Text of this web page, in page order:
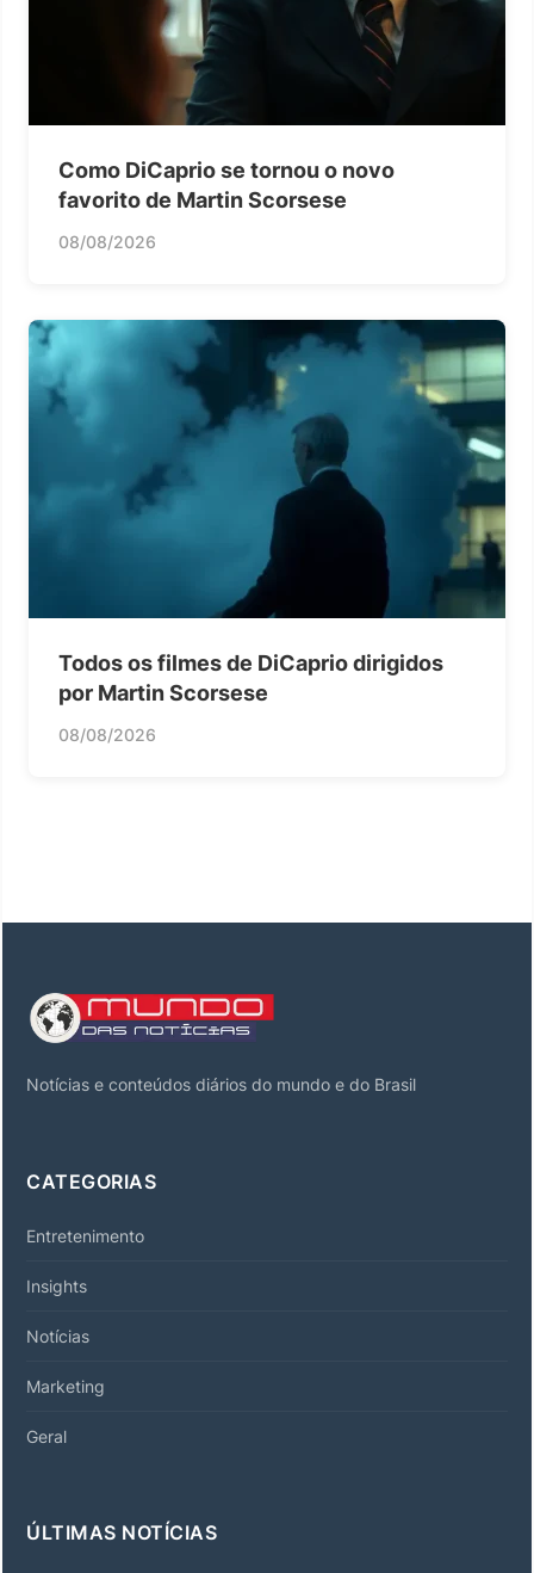
Como DiCaprio se tornou o novo
favorito de Martin Scorsese
08/08/2026
Todos os filmes de DiCaprio dirigidos
por Martin Scorsese
08/08/2026
Notícias e conteúdos diários do mundo e do Brasil
CATEGORIAS
Entretenimento
Insights
Notícias
Marketing
Geral
ÚLTIMAS NOTÍCIAS